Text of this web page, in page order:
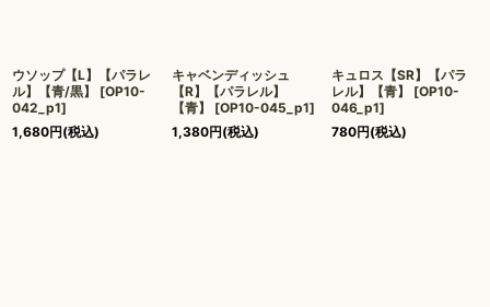
ウソップ【L】【パラレ
ル】【青/黒】
[OP10-
042_p1]
1,680円(税込)
キャベンディッシュ
【R】【パラレル】
【青】
[OP10-045_p1]
1,380円(税込)
キュロス【SR】【パラ
レル】【青】
[OP10-
046_p1]
780円(税込)